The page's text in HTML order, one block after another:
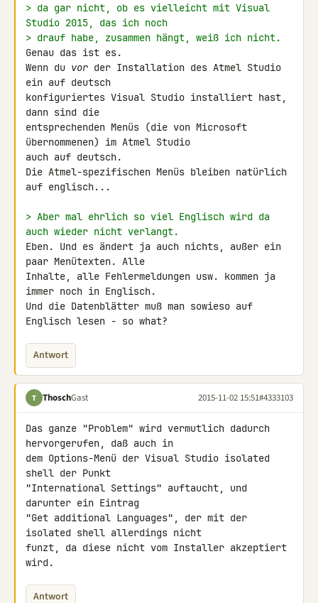
> da gar nicht, ob es vielleicht mit Visual
Studio 2015, das ich noch
> drauf habe, zusammen hängt, weiß ich nicht.
Genau das ist es.
Wenn du vor der Installation des Atmel Studio
ein auf deutsch
konfiguriertes Visual Studio installiert hast,
dann sind die
entsprechenden Menüs (die von Microsoft
übernommenen) im Atmel Studio
auch auf deutsch.
Die Atmel-spezifischen Menüs bleiben natürlich
auf englisch...
> Aber mal ehrlich so viel Englisch wird da
auch wieder nicht verlangt.
Eben. Und es ändert ja auch nichts, außer ein
paar Menütexten. Alle
Inhalte, alle Fehlermeldungen usw. kommen ja
immer noch in Englisch.
Und die Datenblätter muß man sowieso auf
Englisch lesen - so what?
Antwort
T ThoschGast 2015-11-02 15:51#4333103
Das ganze "Problem" wird vermutlich dadurch
hervorgerufen, daß auch in
dem Options-Menü der Visual Studio isolated
shell der Punkt
"International Settings" auftaucht, und
darunter ein Eintrag
"Get additional Languages", der mit der
isolated shell allerdings nicht
funzt, da diese nicht vom Installer akzeptiert
wird.
Antwort